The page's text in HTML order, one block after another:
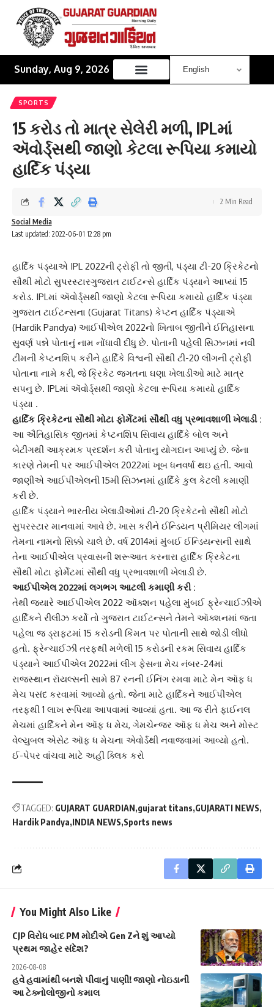
Sunday, Aug 9, 2026
SPORTS
15 કરોડ તો માત્ર સેલેરી મળી, IPLમાં
ઍવોર્ડ્સથી જાણો કેટલા રૂપિયા કમાયો
હાર્દિક પંડ્યા
Last updated: 2022-06-01 12:28 pm
Social Media
2 Min Read
હાર્દિક પંડ્યાએ IPL 2022ની ટ્રોફી તો જીતી, પંડ્યા ટી-20 ક્રિકેટનો
સૌથી મોટો સુપરસ્ટારગુજરાત ટાઈટન્સે હાર્દિક પંડ્યાને આપ્યાં 15
કરોડ. IPLમાં ઍવોર્ડ્સથી જાણો કેટલા રૂપિયા કમાયો હાર્દિક પંડ્યા
ગુજરાત ટાઈટન્સના (Gujarat Titans) કેપ્ટન હાર્દિક પંડ્યાએ
(Hardik Pandya) આઈપીએલ 2022નો ખિતાબ જીતીને ઈતિહાસના
સુવર્ણ પન્ને પોતાનું નામ નોંધાવી દીધુ છે. પોતાની પહેલી સિઝનમાં નવી
ટીમની કેપ્ટનશિપ કરીને હાર્દિકે વિશ્વની સૌથી ટી-20 લીગની ટ્રોફી
પોતાના નામે કરી, જે ક્રિકેટ જગતના ઘણા ખેલાડીઓ માટે માત્ર
સપનુ છે. IPLમાં ઍવોર્ડ્સથી જાણો કેટલા રૂપિયા કમાયો હાર્દિક
પંડ્યા .
હાર્દિક ક્રિકેટના સૌથી મોટા ફોર્મેટમાં સૌથી વધુ પ્રભાવશાળી ખેલાડી :
આ ઐતિહાસિક જીતમાં કેપ્ટનશિપ સિવાય હાર્દિકે બોલ અને
બેટીંગથી આક્રમક પ્રદર્શન કરી પોતાનુ યોગદાન આપ્યું છે. જેના
કારણે તેમની પર આઈપીએલ 2022માં ખૂબ ધનવર્ષા થઇ હતી. આવો
જાણીએ આઈપીએલની 15મી સિઝનમાં હાર્દિકે કુલ કેટલી કમાણી
કરી છે.
હાર્દિક પંડ્યાને ભારતીય ખેલાડીઓમાં ટી-20 ક્રિકેટનો સૌથી મોટો
સુપરસ્ટાર માનવામાં આવે છે. ખાસ કરીને ઈન્ડિયન પ્રીમિયર લીગમાં
તેમના નામનો સિક્કો ચાલે છે. વર્ષ 2014માં મુંબઈ ઈન્ડિયન્સની સાથે
તેના આઈપીએલ પ્રવાસની શરૂઆત કરનારા હાર્દિક ક્રિકેટના
સૌથી મોટા ફોર્મેટમાં સૌથી વધુ પ્રભાવશાળી ખેલાડી છે.
આઈપીએલ 2022માં લગભગ આટલી કમાણી કરી :
તેથી જ્યારે આઈપીએલ 2022 ઑક્શન પહેલા મુંબઈ ફ્રેન્ચાઈઝીએ
હાર્દિકને રીલીઝ કર્યો તો ગુજરાત ટાઈટન્સને તેમને ઑક્શનમાં જતા
પહેલા જ ડ્રાફ્ટમાં 15 કરોડની કિંમત પર પોતાની સાથે જોડી લીધો
હતો. ફ્રેન્ચાઈઝી તરફથી મળેલી 15 કરોડની રકમ સિવાય હાર્દિક
પંડ્યાને આઈપીએલ 2022માં લીગ ફેસના મેચ નંબર-24માં
રાજસ્થાન રૉયલ્સની સામે 87 રનની ઈનિંગ રમવા માટે મેન ઑફ ધ
મેચ પસંદ કરવામાં આવ્યો હતો. જેના માટે હાર્દિકને આઈપીએલ
તરફથી 1 લાખ રૂપિયા આપવામાં આવ્યાં હતા. આ જ રીતે ફાઈનલ
મેચમાં હાર્દિકને મેન ઑફ ધ મેચ, ગેમચેન્જર ઑફ ધ મેચ અને મોસ્ટ
વેલ્યુબલ એસેટ ઑફ ધ મેચના એવોર્ડથી નવાજવામાં આવ્યો હતો.
ઈ-પેપર વાંચવા માટે અહીં ક્લિક કરો
TAGGED: GUJARAT GUARDIAN gujarat titans GUJARATI NEWS
Hardik Pandya INDIA NEWS Sports news
You Might Also Like
CJP વિરોધ બાદ PM મોદીએ Gen Zને શું આપ્યો
પ્રથમ જાહેર સંદેશ?
2026-08-08
હવે હવામાંથી બનશે પીવાનું પાણી! જાણો નોઇડાની
આ ટેક્નોલોજીનો કમાલ